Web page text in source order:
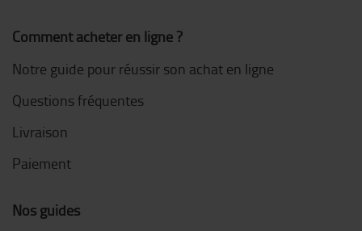
Comment acheter en ligne ?
Notre guide pour réussir son achat en ligne
Questions fréquentes
Livraison
Paiement
Nos guides